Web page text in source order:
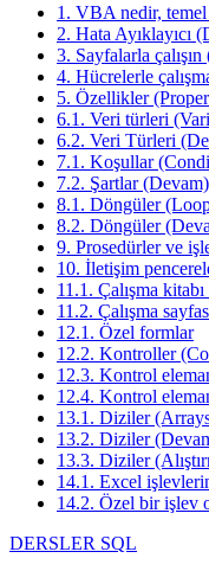
1. VBA nedir,
2. Hata Ayıklayıcı
3. Sayfalarla çalışın
4. Hücrelerle
5. Özellikler
6.1. Veri türleri
6.2. Veri Türleri
7.1. Koşullar
7.2. Şartlar (Devam)
8.1. Döngüler
8.2. Döngüler
9. Prosedürler ve
10. İletişim
11.1. Çalışma
11.2. Çalışma
12.1. Özel formlar
12.2. Kontroller
12.3. Kontrol
12.4. Kontrol
13.1. Diziler
13.2. Diziler
13.3. Diziler
14.1. Excel
14.2. Özel bir işlev
DERSLER SQL